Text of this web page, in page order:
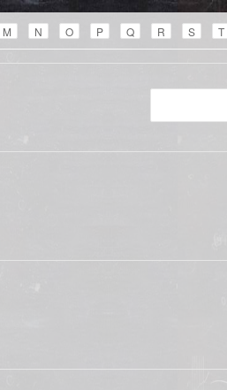
M N O P Q R S T